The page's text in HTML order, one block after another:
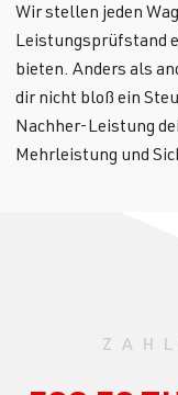
Wir stellen jeden
Leistungsprüfstand
bieten. Anders als
dir nicht bloß ein
Nachher-Leistung
Mehrleistung und